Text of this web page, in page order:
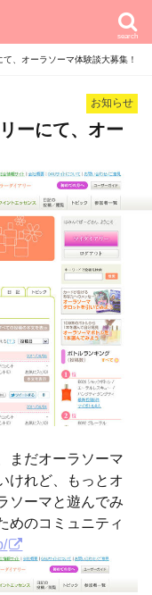
search
、オーラソーマ体験談大募集！
お知らせ
ーにて、オー
まだオーラソーマ
けれど、もっとオ
ソーマと遊んでみ
めのコミュニティ